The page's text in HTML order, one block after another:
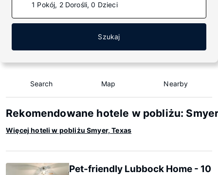
1 Pokój, 2 Dorośli, 0 Dzieci
Szukaj
Search Map Nearby
Rekomendowane hotele w pobliżu:
Więcej hoteli w pobliżu Smyer, Texas
Pet-friendly Lubbock Home - 10